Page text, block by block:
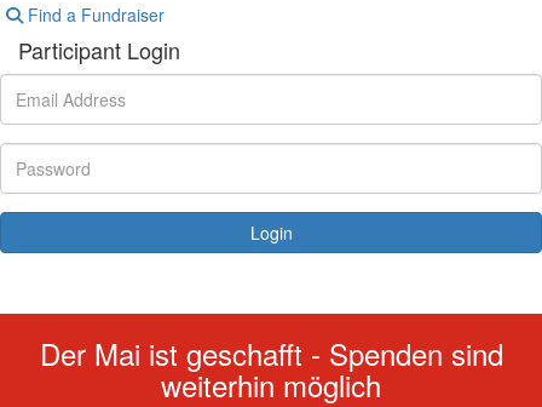
Find a Fundraiser
Participant Login
Login
Der Mai ist geschafft - Spenden sind
weiterhin möglich